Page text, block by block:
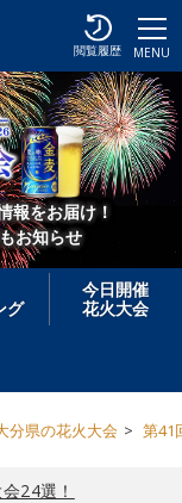
MENU
閲覧履歴
報をお届け！
お知らせ
グ
今日開催
花火大会
分県の花火大会 第41
24選！